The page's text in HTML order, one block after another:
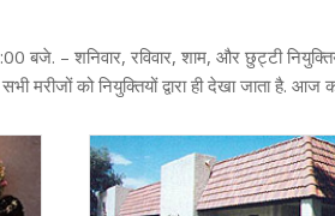
बजे. – शनिवार, रविवार, शाम, और छुट्टी
मरीजों को नियुक्तियों द्वारा ही देखा जाता है.